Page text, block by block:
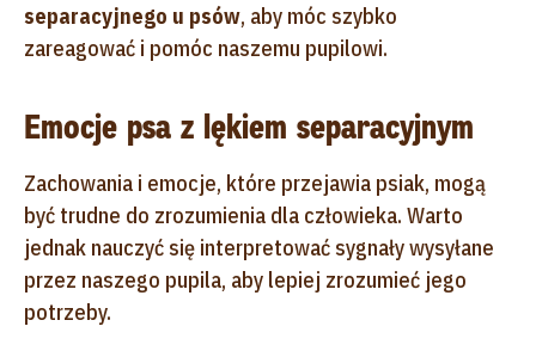
separacyjnego u psów, aby móc szybko
zareagować i pomóc naszemu pupilowi.
Emocje psa z lękiem separacyjnym
Zachowania i emocje, które przejawia psiak, mogą
być trudne do zrozumienia dla człowieka. Warto
jednak nauczyć się interpretować sygnały wysyłane
przez naszego pupila, aby lepiej zrozumieć jego
potrzeby.